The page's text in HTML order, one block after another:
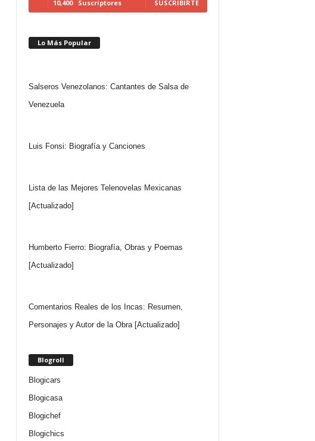
10,400 Suscriptores SUSCRIBIRTE
Lo Más Popular
Salseros Venezolanos: Cantantes de Salsa de
Venezuela
Luis Fonsi: Biografía y Canciones
Lista de las Mejores Telenovelas Mexicanas
[Actualizado]
Humberto Fierro: Biografía, Obras y Poemas
[Actualizado]
Comentarios Reales de los Incas: Resumen,
Personajes y Autor de la Obra [Actualizado]
Blogroll
Blogicars
Blogicasa
Blogichef
Blogichics